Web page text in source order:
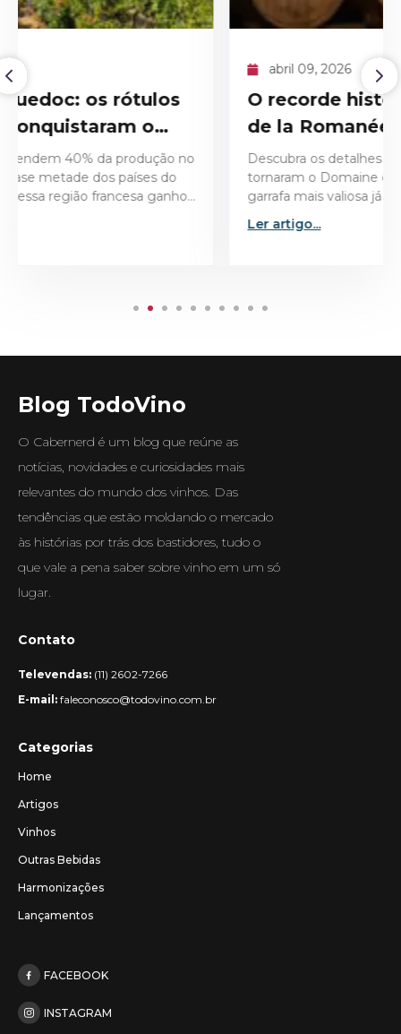
O recorde histórico do Domaine
de la Romanée-Conti 1945
Descubra os detalhes técnicos e históricos que
tornaram o Domaine de la Romanée-Conti 1945 a
garrafa mais valiosa já leiloada no mercado de vinhos
Blog TodoVino
O Cabernerd é um blog que reúne as
notícias, novidades e curiosidades mais
relevantes do mundo dos vinhos. Das
tendências que estão moldando o mercado
às histórias por trás dos bastidores, tudo o
que vale a pena saber sobre vinho em um só
lugar.
Contato
Televendas: (11) 2602-7266
E-mail: faleconosco@todovino.com.br
Categorias
Home
Artigos
Vinhos
Outras Bebidas
Harmonizações
Lançamentos
FACEBOOK
INSTAGRAM